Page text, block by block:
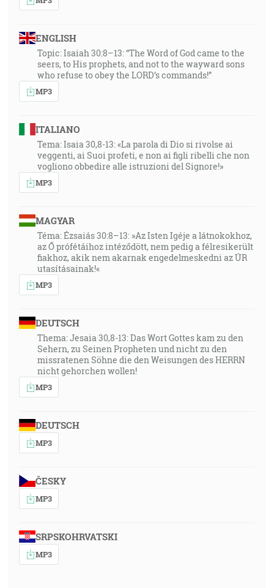
ENGLISH
Topic: Isaiah 30:8–13: “The Word of God came to the
seers, to His prophets, and not to the wayward sons
who refuse to obey the LORD’s commands!”
MP3
ITALIANO
Tema: Isaia 30,8-13: «La parola di Dio si rivolse ai
veggenti, ai Suoi profeti, e non ai figli ribelli che non
vogliono obbedire alle istruzioni del Signore!»
MP3
MAGYAR
Téma: Ézsaiás 30:8–13: »Az Isten Igéje a látnokokhoz,
az Ő prófétáihoz intéződött, nem pedig a félresikerült
fiakhoz, akik nem akarnak engedelmeskedni az ÚR
utasításainak!«
MP3
DEUTSCH
Thema: Jesaia 30,8-13: Das Wort Gottes kam zu den
Sehern, zu Seinen Propheten und nicht zu den
missratenen Söhne die den Weisungen des HERRN
nicht gehorchen wollen!
MP3
DEUTSCH
MP3
ČESKY
MP3
SRPSKOHRVATSKI
MP3